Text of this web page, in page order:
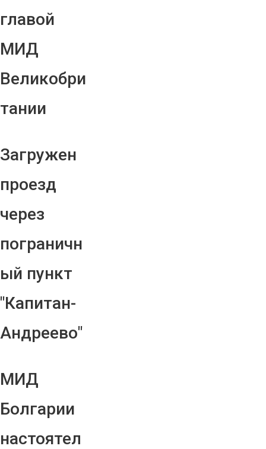
главой
МИД
Великобри
тании
Загружен
проезд
через
пограничн
ый пункт
"Капитан-
Андреево"
МИД
Болгарии
настоятел